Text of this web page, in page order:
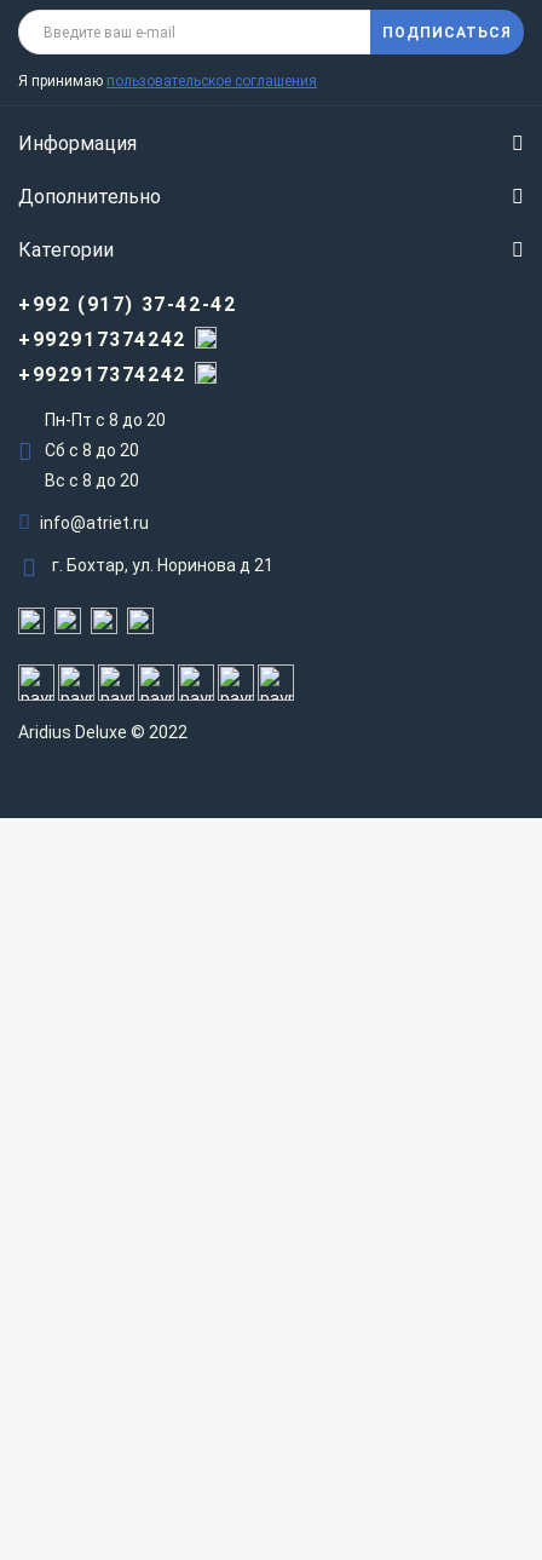
ПОДПИСАТЬСЯ
Я принимаю пользовательское соглашения
Информация
Дополнительно
Категории
+992 (917) 37-42-42
+992917374242
+992917374242
Пн-Пт с 8 до 20
Сб с 8 до 20
Вс c 8 до 20
info@atriet.ru
г. Бохтар, ул. Норинова д 21
Aridius Deluxe © 2022